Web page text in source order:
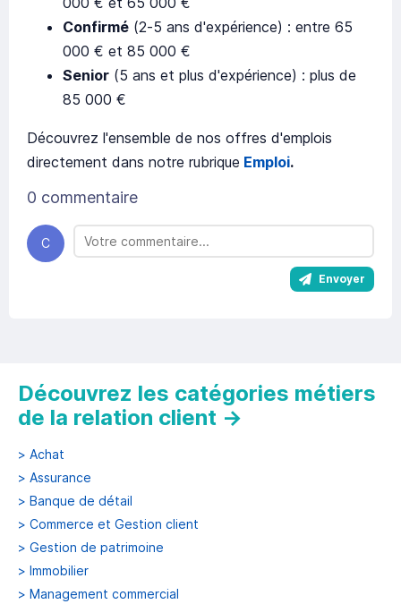
Confirmé (2-5 ans d'expérience) : entre 65
000 € et 85 000 €
Senior (5 ans et plus d'expérience) : plus de
85 000 €
Découvrez l'ensemble de nos offres d'emplois
directement dans notre rubrique Emploi.
0 commentaire
C
Envoyer
Découvrez les catégories métiers
de la relation client →
> Achat
> Assurance
> Banque de détail
> Commerce et Gestion client
> Gestion de patrimoine
> Immobilier
> Management commercial